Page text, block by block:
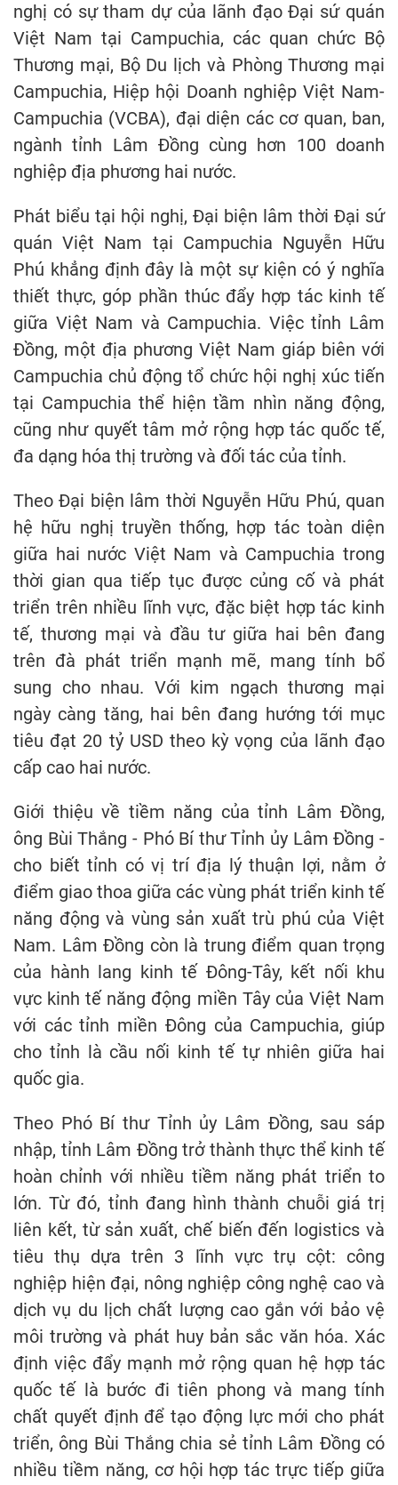
nghị có sự tham dự của lãnh đạo Đại sứ quán
Việt Nam tại Campuchia, các quan chức Bộ
Thương mại, Bộ Du lịch và Phòng Thương mại
Campuchia, Hiệp hội Doanh nghiệp Việt Nam-
Campuchia (VCBA), đại diện các cơ quan, ban,
ngành tỉnh Lâm Đồng cùng hơn 100 doanh
nghiệp địa phương hai nước.
Phát biểu tại hội nghị, Đại biện lâm thời Đại sứ
quán Việt Nam tại Campuchia Nguyễn Hữu
Phú khẳng định đây là một sự kiện có ý nghĩa
thiết thực, góp phần thúc đẩy hợp tác kinh tế
giữa Việt Nam và Campuchia. Việc tỉnh Lâm
Đồng, một địa phương Việt Nam giáp biên với
Campuchia chủ động tổ chức hội nghị xúc tiến
tại Campuchia thể hiện tầm nhìn năng động,
cũng như quyết tâm mở rộng hợp tác quốc tế,
đa dạng hóa thị trường và đối tác của tỉnh.
Theo Đại biện lâm thời Nguyễn Hữu Phú, quan
hệ hữu nghị truyền thống, hợp tác toàn diện
giữa hai nước Việt Nam và Campuchia trong
thời gian qua tiếp tục được củng cố và phát
triển trên nhiều lĩnh vực, đặc biệt hợp tác kinh
tế, thương mại và đầu tư giữa hai bên đang
trên đà phát triển mạnh mẽ, mang tính bổ
sung cho nhau. Với kim ngạch thương mại
ngày càng tăng, hai bên đang hướng tới mục
tiêu đạt 20 tỷ USD theo kỳ vọng của lãnh đạo
cấp cao hai nước.
Giới thiệu về tiềm năng của tỉnh Lâm Đồng,
ông Bùi Thắng - Phó Bí thư Tỉnh ủy Lâm Đồng -
cho biết tỉnh có vị trí địa lý thuận lợi, nằm ở
điểm giao thoa giữa các vùng phát triển kinh tế
năng động và vùng sản xuất trù phú của Việt
Nam. Lâm Đồng còn là trung điểm quan trọng
của hành lang kinh tế Đông-Tây, kết nối khu
vực kinh tế năng động miền Tây của Việt Nam
với các tỉnh miền Đông của Campuchia, giúp
cho tỉnh là cầu nối kinh tế tự nhiên giữa hai
quốc gia.
Theo Phó Bí thư Tỉnh ủy Lâm Đồng, sau sáp
nhập, tỉnh Lâm Đồng trở thành thực thể kinh tế
hoàn chỉnh với nhiều tiềm năng phát triển to
lớn. Từ đó, tỉnh đang hình thành chuỗi giá trị
liên kết, từ sản xuất, chế biến đến logistics và
tiêu thụ dựa trên 3 lĩnh vực trụ cột: công
nghiệp hiện đại, nông nghiệp công nghệ cao và
dịch vụ du lịch chất lượng cao gắn với bảo vệ
môi trường và phát huy bản sắc văn hóa. Xác
định việc đẩy mạnh mở rộng quan hệ hợp tác
quốc tế là bước đi tiên phong và mang tính
chất quyết định để tạo động lực mới cho phát
triển, ông Bùi Thắng chia sẻ tỉnh Lâm Đồng có
nhiều tiềm năng, cơ hội hợp tác trực tiếp giữa